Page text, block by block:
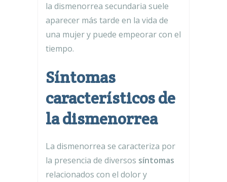
la dismenorrea secundaria suele
aparecer más tarde en la vida de
una mujer y puede empeorar con el
tiempo.
Síntomas
característicos de
la dismenorrea
La dismenorrea se caracteriza por
la presencia de diversos síntomas
relacionados con el dolor y